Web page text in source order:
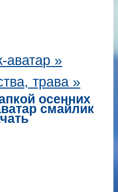
аватар »
трава »
осенних
смайлик